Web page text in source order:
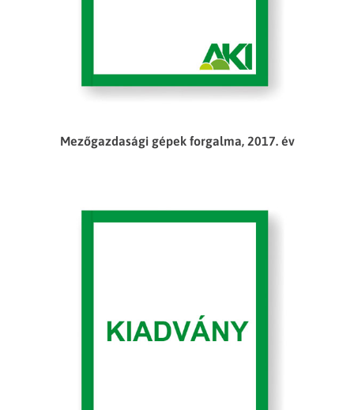
Mezőgazdasági gépek forgalma, 2017. év